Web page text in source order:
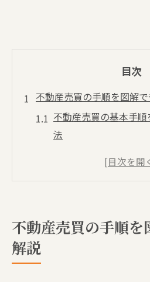
目次
不動産売買の手順を図解
不動産売買の基本手
法
購入前に知るべき不
中古物件購入時の不
不動産売買の手順を
解説